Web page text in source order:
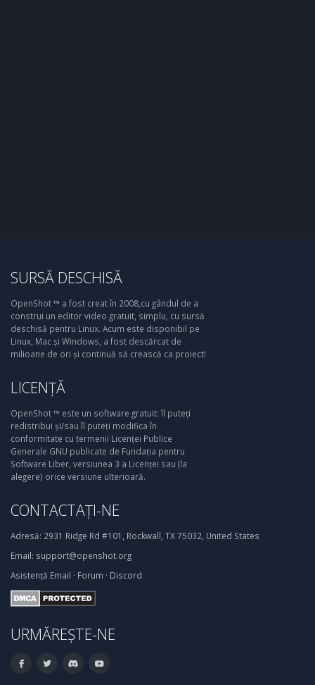
SURSĂ DESCHISĂ
OpenShot ™ a fost creat în 2008,cu gândul de a
construi un editor video gratuit, simplu, cu sursă
deschisă pentru Linux. Acum este disponibil pe
Linux, Mac și Windows, a fost descărcat de
milioane de ori și continuă să crească ca proiect!
LICENȚĂ
OpenShot ™ este un software gratuit: îl puteți
redistribui și/sau îl puteți modifica în
conformitate cu termenii Licenței Publice
Generale GNU publicate de Fundația pentru
Software Liber, versiunea 3 a Licenței sau (la
alegere) orice versiune ulterioară.
CONTACTAȚI-NE
Adresă: 2931 Ridge Rd #101, Rockwall, TX 75032, United States
Email: support@openshot.org
Asistență Email · Forum · Discord
URMĂREȘTE-NE